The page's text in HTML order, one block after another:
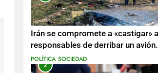
Irán se compromete a «castigar»
responsables de derribar un avión
ucraniano mientras se realizan
POLÍTICA SOCIEDAD
2